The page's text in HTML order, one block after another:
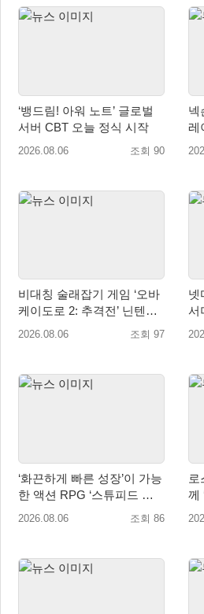
‘뱅드림! 아워 노트’ 글로벌
서버 CBT 오늘 정식 시작
2026.08.06 조회 90
넥
레
라
비대칭 술래잡기 게임 ‘오바
케이도로 2: 추격전’ 닌텐도
eShop 출시
2026.08.06 조회 97
넷마블 ‘세
서
‘화끈하게 빠른 성장’이 가능
한 액션 RPG ‘스튜피드 네
버 다이즈’ 패키지판 예약판
2026.08.06 조회 86
로
께
트